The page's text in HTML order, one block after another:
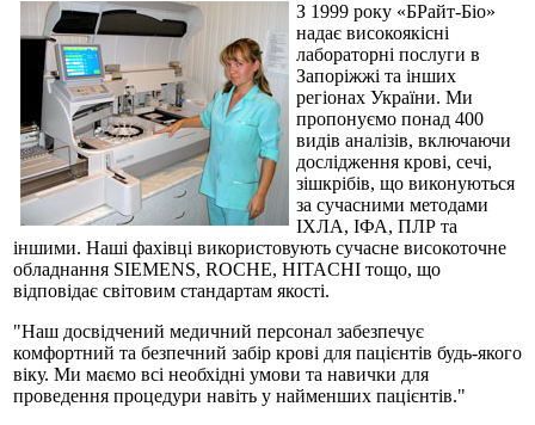
З 1999 року «БРайт-Біо»
надає високоякісні
лабораторні послуги в
Запоріжжі та інших
регіонах України. Ми
пропонуємо понад 400
видів аналізів, включаючи
дослідження крові, сечі,
зішкрібів, що виконуються
за сучасними методами
ІХЛА, ІФА, ПЛР та
іншими. Наші фахівці використовують сучасне високоточне
обладнання SIEMENS, ROCHE, HITACHI тощо, що
відповідає світовим стандартам якості.
"Наш досвідчений медичний персонал забезпечує
комфортний та безпечний забір крові для пацієнтів будь-якого
віку. Ми маємо всі необхідні умови та навички для
проведення процедури навіть у найменших пацієнтів."